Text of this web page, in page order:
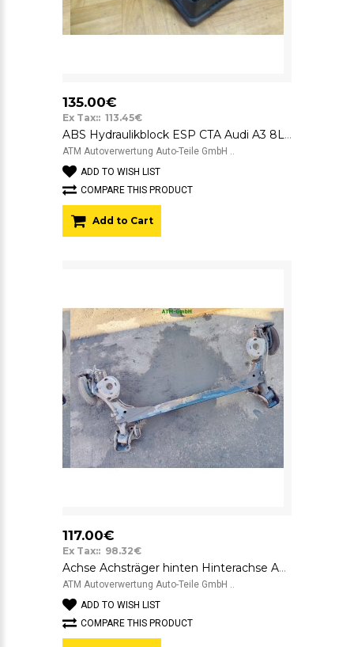
135.00€
Ex Tax:: 113.45€
ABS Hydraulikblock ESP CTA Audi A3 8L 1C0907379M 10.0960-0335.3
ATM Autoverwertung Auto-Teile GmbH ..
ADD TO WISH LIST
COMPARE THIS PRODUCT
Add to Cart
117.00€
Ex Tax:: 98.32€
Achse Achsträger hinten Hinterachse Audi A3 S3 8L1
ATM Autoverwertung Auto-Teile GmbH ..
ADD TO WISH LIST
COMPARE THIS PRODUCT